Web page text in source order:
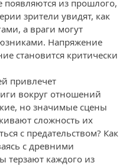
из прошлого,
зрители увидят, как
а враги могут
Напряжение
становится критически
привлечет
вокруг отношений
но значимые сцены
сложность их
с предательством? Как
с древними
терзают каждого из